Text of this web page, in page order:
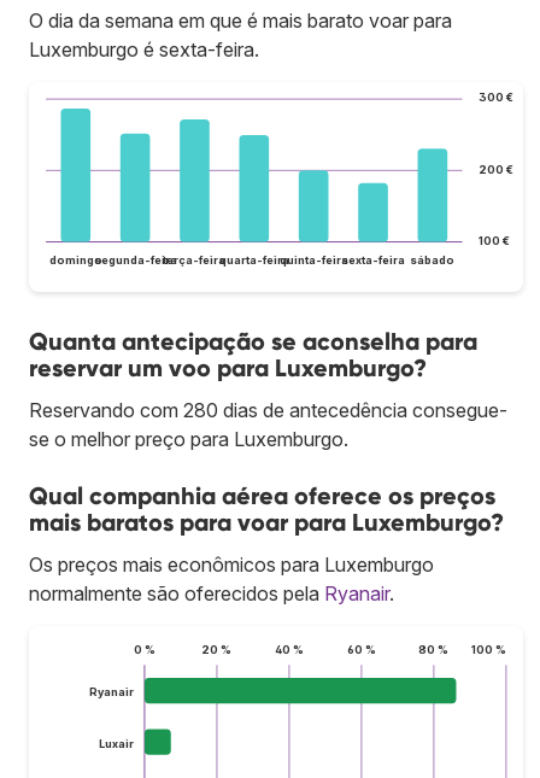
O dia da semana em que é mais barato voar para
Luxemburgo é sexta-feira.
100 €
200 €
300 €
domingosegunda-feiraterça-feiraquarta-feiraquinta-feirasexta-feira sábado
Quanta antecipação se aconselha para
reservar um voo para Luxemburgo?
Reservando com 280 dias de antecedência consegue-
se o melhor preço para Luxemburgo.
Qual companhia aérea oferece os preços
mais baratos para voar para Luxemburgo?
Os preços mais econômicos para Luxemburgo
normalmente são oferecidos pela Ryanair.
0 % 20 % 40 % 60 % 80 % 100 %
Ryanair
Luxair